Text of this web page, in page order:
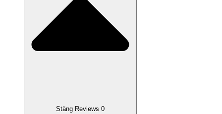
Stäng Reviews 0